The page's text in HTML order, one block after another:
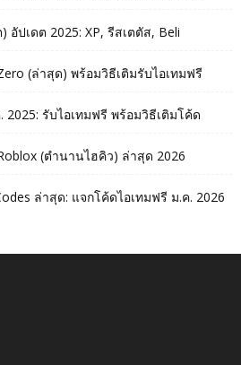
ปเดต 2025: XP, รีสเตตัส, Beli
(ล่าสุด) พร้อมวิธีเติมรับไอเทมฟรี
รับไอเทมฟรี พร้อมวิธีเติมโค้ด
(ตำนานไฮคิว) ล่าสุด 2026
ล่าสุด: แจกโค้ดไอเทมฟรี ม.ค. 2026